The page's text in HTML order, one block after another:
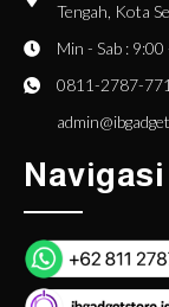
Tengah, Kota
Min - Sab :
0811-2787-771
Navigasi